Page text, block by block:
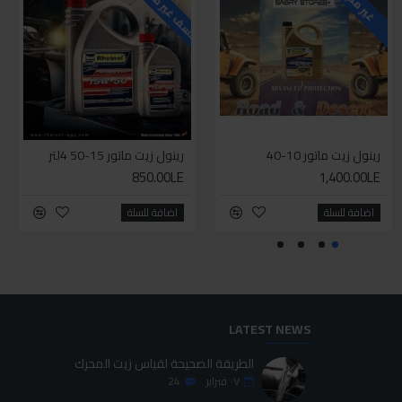
اس تي بي انجين فلش
75.00LE
اضافة للسلة
85.00LE
اضافة للسلة
رينول زيت ماتور 10-40
1,400.00LE
اضافة للسلة
رينول زيت ماتور 15-50 4لتر
850.00LE
اضافة للسلة
LATEST NEWS
الطريقة الصحيحة لقياس زيت المحرك
٠٧ فبراير 24